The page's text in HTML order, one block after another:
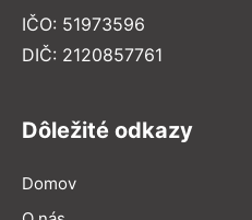
IČO: 51973596
DIČ: 2120857761
Dôležité odkazy
Domov